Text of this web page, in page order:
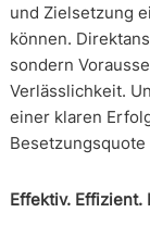
und Zielsetzung
können.
sondern
Verlässlichkeit.
einer klaren
Effektiv. Effizient.